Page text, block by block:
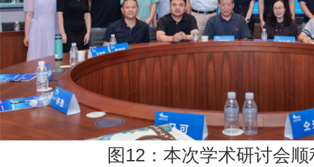
图12：本次学术研讨会